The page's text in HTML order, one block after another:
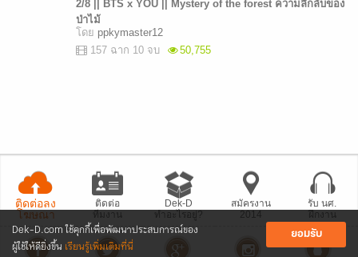
Dek-D.com ใช้คุกกี้เพื่อพัฒนาประสบการณ์ของ
ผู้ใช้ให้ดียิ่งขึ้น เรียนรู้เพิ่มเติมที่นี่
ยอมรับ
2/8 || BTS x YOU || Mystery of the forest ความลึกลับของ
ป่าไม้
โดย ppkymaster12
157 ฉาก 10 จบ
50,755
ติดต่อลง
โฆษณา
ติดต่อ
ทีมงาน
Dek-D
ทำอะไรอยู่?
สมัครงาน
2014
รับ นศ.
ฝึกงาน